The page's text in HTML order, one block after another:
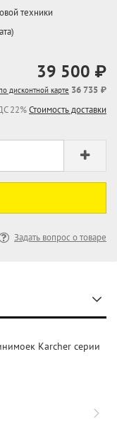
техники
39 500 ₽
дисконтной карте 36 735 ₽
22%Стоимость доставки
Задать вопрос о товаре
Karcher серии